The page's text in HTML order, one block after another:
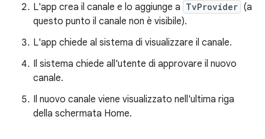
L'app crea il canale e lo aggiunge a TvProvider (a
questo punto il canale non è visibile).
L'app chiede al sistema di visualizzare il canale.
Il sistema chiede all'utente di approvare il nuovo
canale.
Il nuovo canale viene visualizzato nell'ultima riga
della schermata Home.